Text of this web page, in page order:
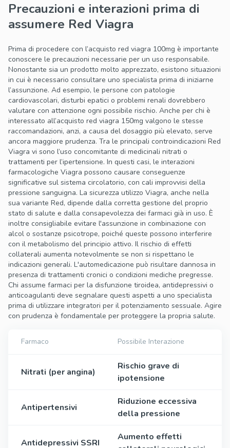
Precauzioni e interazioni prima di
assumere Red Viagra
Prima di procedere con l’acquisto red viagra 100mg è importante
conoscere le precauzioni necessarie per un uso responsabile.
Nonostante sia un prodotto molto apprezzato, esistono situazioni
in cui è necessario consultare uno specialista prima di iniziarne
l’assunzione. Ad esempio, le persone con patologie
cardiovascolari, disturbi epatici o problemi renali dovrebbero
valutare con attenzione ogni possibile rischio. Anche per chi è
interessato all’acquisto red viagra 150mg valgono le stesse
raccomandazioni, anzi, a causa del dosaggio più elevato, serve
ancora maggiore prudenza. Tra le principali controindicazioni Red
Viagra vi sono l’uso concomitante di medicinali nitrati o
trattamenti per l’ipertensione. In questi casi, le interazioni
farmacologiche Viagra possono causare conseguenze
significative sul sistema circolatorio, con cali improvvisi della
pressione sanguigna. La sicurezza utilizzo Viagra, anche nella
sua variante Red, dipende dalla corretta gestione del proprio
stato di salute e dalla consapevolezza dei farmaci già in uso. È
inoltre consigliabile evitare l'assunzione in combinazione con
alcol o sostanze psicotrope, poiché queste possono interferire
con il metabolismo del principio attivo. Il rischio di effetti
collaterali aumenta notevolmente se non si rispettano le
indicazioni generali. L'automedicazione può risultare dannosa in
presenza di trattamenti cronici o condizioni mediche pregresse.
Chi assume farmaci per la disfunzione tiroidea, antidepressivi o
anticoagulanti deve segnalare questi aspetti a uno specialista
prima di utilizzare integratori per il potenziamento sessuale. Agire
con prudenza è fondamentale per proteggere la propria salute.
Farmaco Possibile Interazione
Nitrati (per angina)
Rischio grave di
ipotensione
Antipertensivi
Riduzione eccessiva
della pressione
Antidepressivi SSRI
Aumento effetti